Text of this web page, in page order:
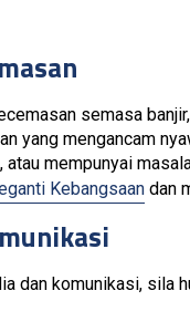
semasa
yang mengancam
atau mempunyai
Kebangsaan dan
dan komunikasi, sila